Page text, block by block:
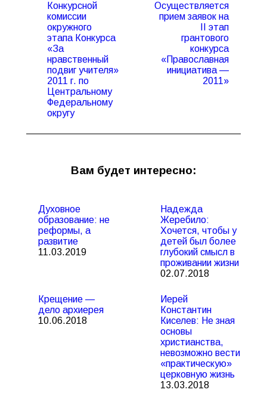
Предыдущая
запись:
Конкурсной
комиссии
окружного
этапа Конкурса
«За
нравственный
подвиг учителя»
2011 г. по
Центральному
Федеральному
округу
Следующая
Осуществляется
прием заявок на
II этап
грантового
конкурса
«Православная
инициатива —
2011»
Вам будет интересно:
Духовное
образование: не
реформы, а
развитие
11.03.2019
Надежда
Жеребило:
Хочется, чтобы у
детей был более
глубокий смысл в
проживании жизни
02.07.2018
Крещение —
дело архиерея
10.06.2018
Иерей
Константин
Киселев: Не зная
основы
христианства,
невозможно вести
«практическую»
церковную жизнь
13.03.2018